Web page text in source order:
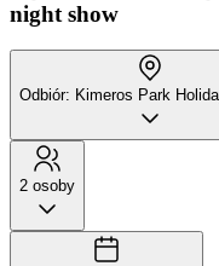
night show
Odbiór: Kimeros Park
2 osoby